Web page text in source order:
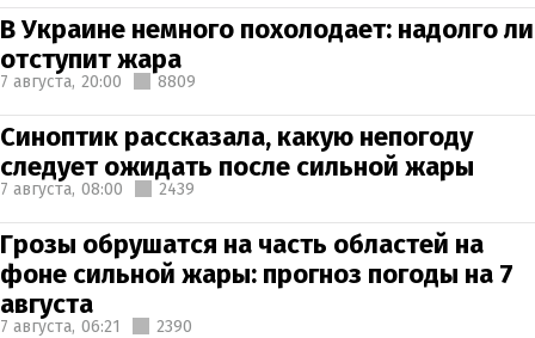
В Украине немного похолодает: надолго ли
отступит жара
7 августа, 20:00 8809
Синоптик рассказала, какую непогоду
следует ожидать после сильной жары
7 августа, 08:00 2439
Грозы обрушатся на часть областей на
фоне сильной жары: прогноз погоды на 7
августа
7 августа, 06:21 2390